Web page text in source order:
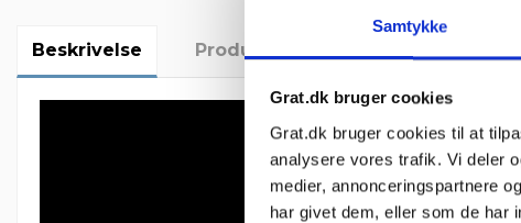
Samtykke
Grat.dk bruger cookies
Grat.dk bruger cookies til at
analysere vores trafik. Vi deler
medier, annonceringspartnere
har givet dem, eller som de har
Beskrivelse Produktoplysninger